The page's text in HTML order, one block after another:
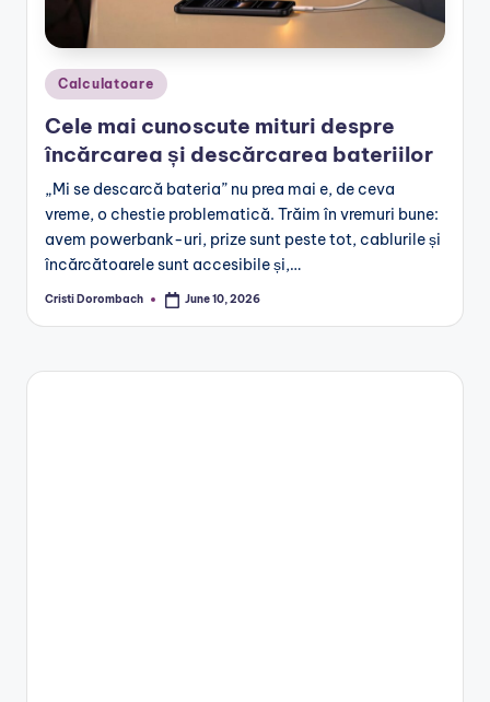
Posted
in
Calculatoare
Cele mai cunoscute mituri despre
încărcarea și descărcarea bateriilor
„Mi se descarcă bateria” nu prea mai e, de ceva
vreme, o chestie problematică. Trăim în vremuri bune:
avem powerbank-uri, prize sunt peste tot, cablurile și
încărcătoarele sunt accesibile și,…
Posted
Cristi Dorombach June 10, 2026